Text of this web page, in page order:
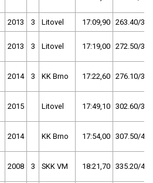
2013 3 Litovel 17:09,90 263.40/
2013 3 Litovel 17:19,00 272.50/
2014 3 KK Brno 17:22,60 276.10/
2015 Litovel 17:49,10 302.60/
2014 KK Brno 17:54,00 307.50/
2008 3 SKK VM 18:21,70 335.20/